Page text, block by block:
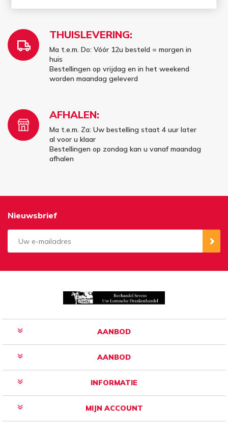
THUISLEVERING:
Ma t.e.m. Do: Vóór 12u besteld = morgen in
huis
Bestellingen op vrijdag en in het weekend
worden maandag geleverd
AFHALEN:
Ma t.e.m. Za: Uw bestelling staat 4 uur later
al voor u klaar
Bestellingen op zondag kan u vanaf maandag
afhalen
Nieuwsbrief
AANBOD
AANBOD
INFORMATIE
MIJN ACCOUNT